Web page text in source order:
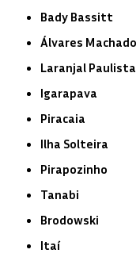
Bady Bassitt
Álvares Machado
Laranjal Paulista
Igarapava
Piracaia
Ilha Solteira
Pirapozinho
Tanabi
Brodowski
Itaí